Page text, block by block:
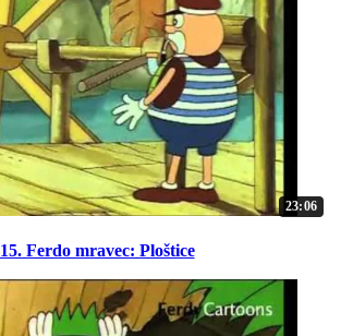
23:06
15. Ferdo mravec: Ploštice